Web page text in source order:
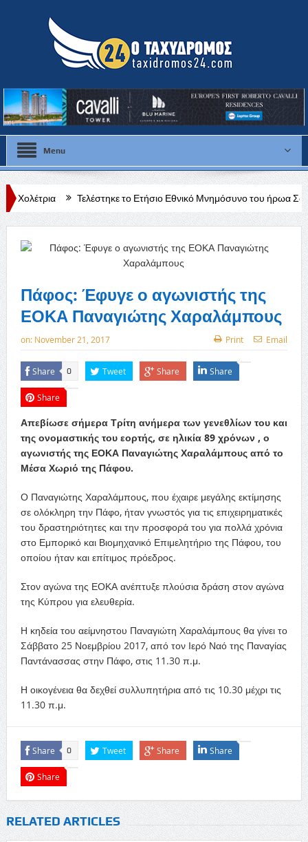
Menu
Τελέστηκε το Ετήσιο Εθνικό Μνημόσυνο του ήρωα Σάββα Αντωνιάδη
Πάφος: Έφυγε ο αγωνιστής της
ΕΟΚΑ Παναγιώτης Χαραλάμπους
on: November 21, 2017 Print Email
Share 0 Tweet Share Share
Share
Απεβίωσε σήμερα Τρίτη ανήμερα των γενεθλίων του και
της ονομαστικής του εορτής, σε ηλικία 89 χρόνων , ο
αγωνιστής της ΕΟΚΑ Παναγιώτης Χαραλάμπους από το
Μέσα Χωριό της Πάφου.
Ο Παναγιώτης Χαραλάμπους, που έχαιρε μεγάλης εκτίμησης
σε ολόκληρη την Πάφο, ήταν γνωστός για τις επιχειρηματικές
του δραστηριότητες και την προσφορά του για πολλά χρόνια
στο Εμπορικό και Βιομηχανικό Επιμελητήριο της Πάφου, του
οποίου ήταν και επίτιμος πρόεδρος.
Στον αγώνα της ΕΟΚΑ ανέπτυξε πλούσια δράση στον αγώνα
της Κύπρου για ελευθερία.
Η κηδεία του αείμνηστου Παναγιώτη Χαραλάμπους θα γίνει το
Σάββατο 25 Νοεμβρίου 2017, από τον Ιερό Ναό της Παναγίας
Παντάνασσας στην Πάφο, στις 11.30 π.μ.
Η οικογένεια θα δεχθεί συλλυπητήρια από τις 10.30 μέχρι τις
11.30 π.μ.
Share 0 Tweet Share Share
Share
RELATED ARTICLES